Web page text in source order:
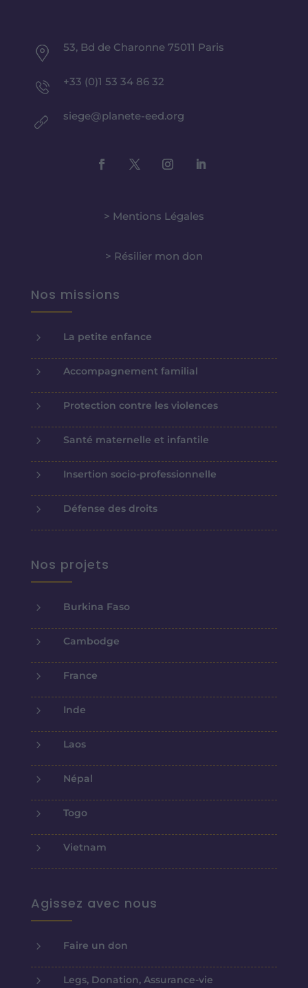
53, Bd de Charonne 75011 Paris
+33 (0)1 53 34 86 32
siege@planete-eed.org
> Mentions Légales
> Résilier mon don
Nos missions
5 La petite enfance
5 Accompagnement familial
5 Protection contre les violences
5 Santé maternelle et infantile
5 Insertion socio-professionnelle
5 Défense des droits
Nos projets
5 Burkina Faso
5 Cambodge
5 France
5 Inde
5 Laos
5 Népal
5 Togo
5 Vietnam
Agissez avec nous
5 Faire un don
5 Legs, Donation, Assurance-vie